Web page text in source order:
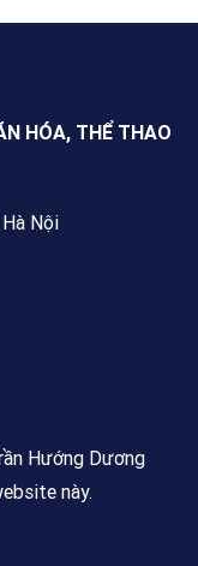
ngoài nước, không
nghề nghiệp hay
HÓA, THỂ THAO
Nội
Hướng Dương
này.